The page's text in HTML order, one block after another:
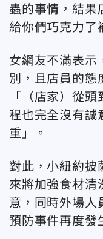
蟲的事情，結果
給你們巧克力了
女網友不滿表示
別，且店員的態
「（店家）從
程也完全沒有誠
重」。
對此，小紐約披
來將加強食材清
意，同時外場人
預防事件再度發